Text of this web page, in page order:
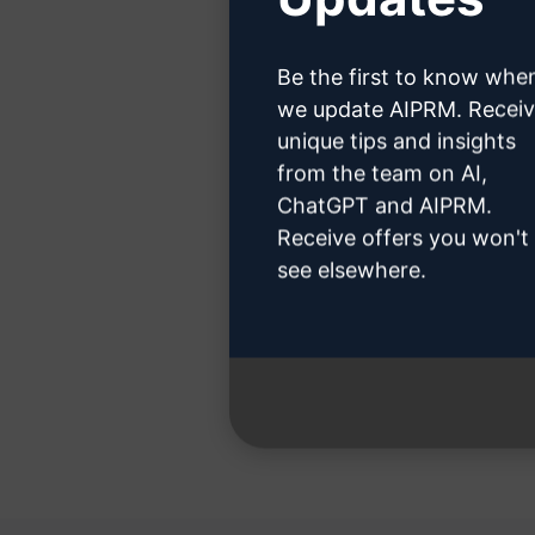
Haga
Paso
Be the first to know
we update AIPRM.
unique tips and insights
from the team on AI,
ChatGPT and AIPRM.
Receive offers you won't
see elsewhere.